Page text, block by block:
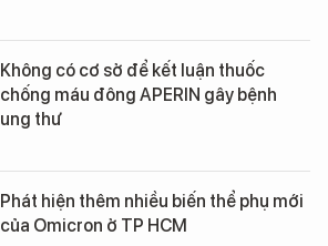
Không có cơ sở để kết luận thuốc
chống máu đông APERIN gây bệnh
ung thư
Phát hiện thêm nhiều biến thể phụ mới
của Omicron ở TP HCM